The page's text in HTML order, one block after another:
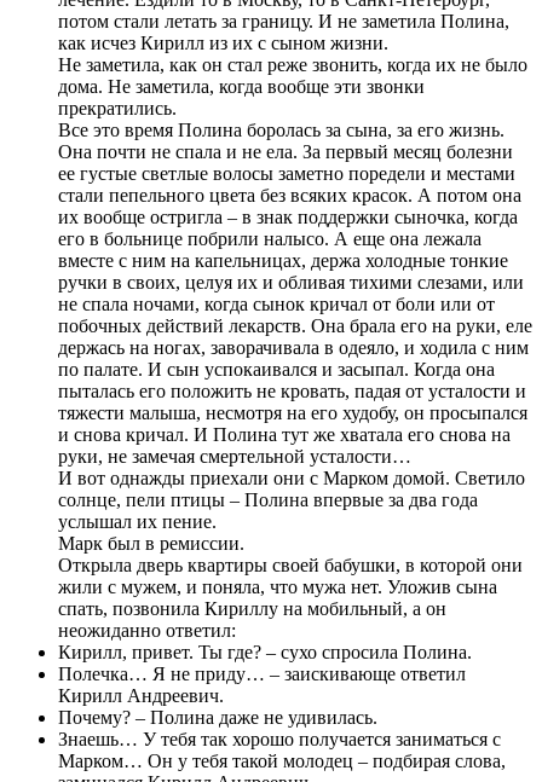
потом стали летать за границу. И не заметила Полина,
как исчез Кирилл из их с сыном жизни.
Не заметила, как он стал реже звонить, когда их не было
дома. Не заметила, когда вообще эти звонки
прекратились.
Все это время Полина боролась за сына, за его жизнь.
Она почти не спала и не ела. За первый месяц болезни
ее густые светлые волосы заметно поредели и местами
стали пепельного цвета без всяких красок. А потом она
их вообще остригла – в знак поддержки сыночка, когда
его в больнице побрили налысо. А еще она лежала
вместе с ним на капельницах, держа холодные тонкие
ручки в своих, целуя их и обливая тихими слезами, или
не спала ночами, когда сынок кричал от боли или от
побочных действий лекарств. Она брала его на руки, еле
держась на ногах, заворачивала в одеяло, и ходила с ним
по палате. И сын успокаивался и засыпал. Когда она
пыталась его положить не кровать, падая от усталости и
тяжести малыша, несмотря на его худобу, он просыпался
и снова кричал. И Полина тут же хватала его снова на
руки, не замечая смертельной усталости…
И вот однажды приехали они с Марком домой. Светило
солнце, пели птицы – Полина впервые за два года
услышал их пение.
Марк был в ремиссии.
Открыла дверь квартиры своей бабушки, в которой они
жили с мужем, и поняла, что мужа нет. Уложив сына
спать, позвонила Кириллу на мобильный, а он
неожиданно ответил:
Кирилл, привет. Ты где? – сухо спросила Полина.
Полечка… Я не приду… – заискивающе ответил
Кирилл Андреевич.
Почему? – Полина даже не удивилась.
Знаешь… У тебя так хорошо получается заниматься с
Марком… Он у тебя такой молодец – подбирая слова,